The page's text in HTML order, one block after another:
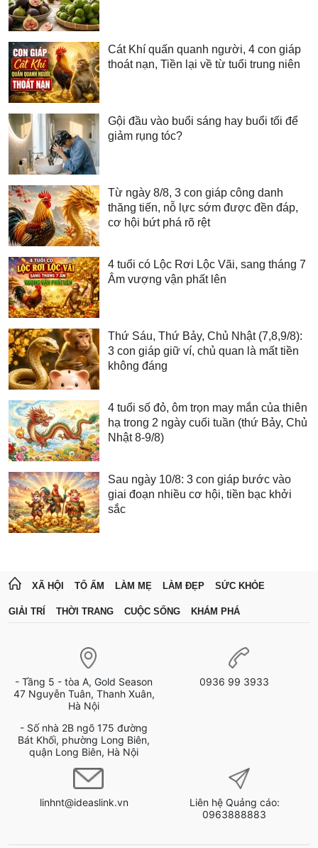
Cát Khí quấn quanh người, 4 con giáp
thoát nạn, Tiền lại về từ tuổi trung niên
Gội đầu vào buổi sáng hay buổi tối để
giảm rụng tóc?
Từ ngày 8/8, 3 con giáp công danh
thăng tiến, nỗ lực sớm được đền đáp,
cơ hội bứt phá rõ rệt
4 tuổi có Lộc Rơi Lộc Vãi, sang tháng 7
Âm vượng vận phất lên
Thứ Sáu, Thứ Bảy, Chủ Nhật (7,8,9/8):
3 con giáp giữ ví, chủ quan là mất tiền
không đáng
4 tuổi số đỏ, ôm trọn may mắn của thiên
hạ trong 2 ngày cuối tuần (thứ Bảy, Chủ
Nhật 8-9/8)
Sau ngày 10/8: 3 con giáp bước vào
giai đoạn nhiều cơ hội, tiền bạc khởi
sắc
XÃ HỘI TỔ ẤM LÀM MẸ LÀM ĐẸP SỨC KHỎE
GIẢI TRÍ THỜI TRANG CUỘC SỐNG KHÁM PHÁ
- Tầng 5 - tòa A, Gold Season
47 Nguyễn Tuân, Thanh Xuân,
Hà Nội
- Số nhà 2B ngõ 175 đường
Bát Khối, phường Long Biên,
quận Long Biên, Hà Nội
0936 99 3933
linhnt@ideaslink.vn
Liên hệ Quảng cáo:
0963888883